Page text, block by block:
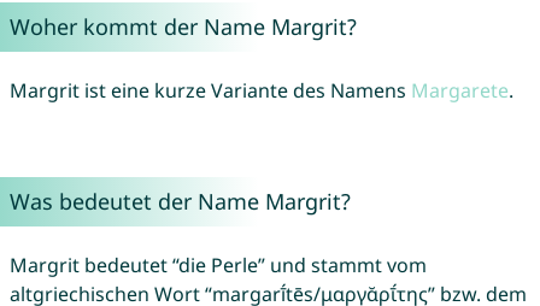
Woher kommt der Name Margrit?
Margrit ist eine kurze Variante des Namens Margarete.
Was bedeutet der Name Margrit?
Margrit bedeutet “die Perle” und stammt vom
altgriechischen Wort “margarī́tēs/μαργᾰρῑ́της” bzw. dem